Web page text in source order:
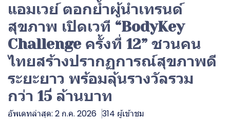
แอมเวย์ ตอกย้ำผู้นำเทรนด์
สุขภาพ เปิดเวที “BodyKey
Challenge ครั้งที่ 12” ชวนคน
ไทยสร้างปรากฏการณ์สุขภาพดี
ระยะยาว พร้อมลุ้นรางวัลรวม
กว่า 15 ล้านบาท
อัพเดทล่าสุด: 2 ก.ค. 2026 314 ผู้เข้าชม